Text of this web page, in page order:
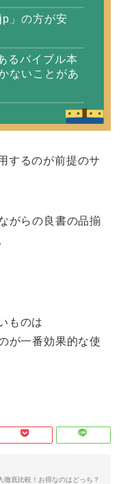
」の方が安
るバイブル本
ないことがあ
するのが前提のサ
がらの良書の品揃
ものは
が一番効果的な使
徹底比較！お得なのはどっち？